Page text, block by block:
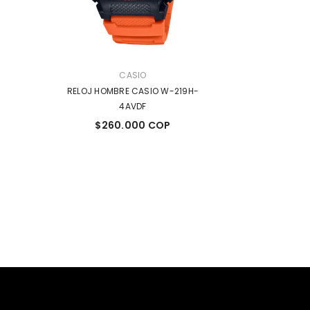
CASIO
RELOJ HOMBRE CASIO AW-80-
1AVDF
$330.000 COP